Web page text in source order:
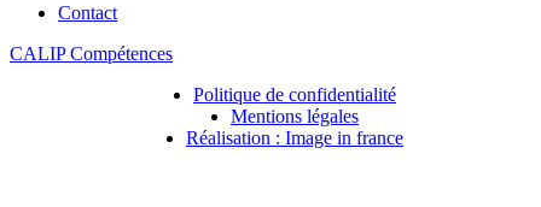
Contact
CALIP Compétences
Politique de confidentialité
Mentions légales
Réalisation : Image in france